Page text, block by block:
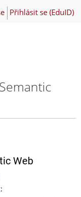
Přihlásit se (EduID)
Web